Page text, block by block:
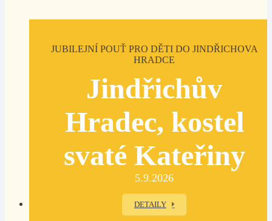
JUBILEJNÍ POUŤ PRO DĚTI DO JINDŘICHOVA
HRADCE
Jindřichův
Hradec, kostel
svaté Kateřiny
5.9.2026
DETAILY